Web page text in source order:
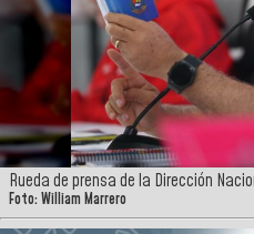
Rueda de prensa de la Dirección
Foto: William Marrero